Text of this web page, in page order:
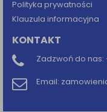
Polityka prywatności
Klauzula informacyjna
KONTAKT
Zadzwoń do nas:
Email: